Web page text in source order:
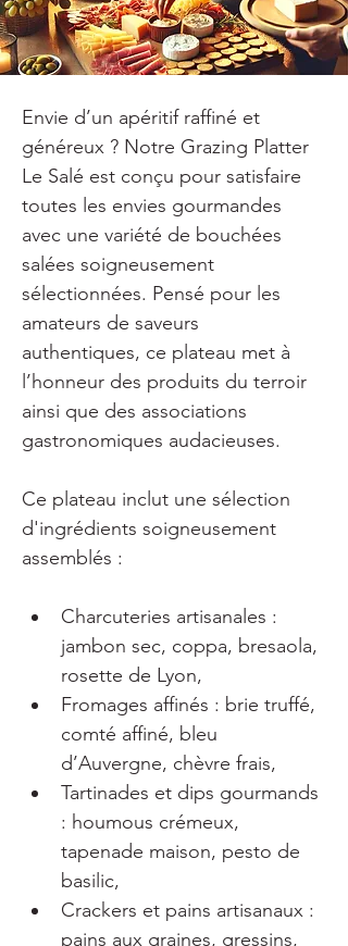
Envie d’un apéritif raffiné et
généreux ? Notre Grazing Platter
Le Salé est conçu pour satisfaire
toutes les envies gourmandes
avec une variété de bouchées
salées soigneusement
sélectionnées. Pensé pour les
amateurs de saveurs
authentiques, ce plateau met à
l’honneur des produits du terroir
ainsi que des associations
gastronomiques audacieuses.
Ce plateau inclut une sélection
d'ingrédients soigneusement
assemblés :
Charcuteries artisanales :
jambon sec, coppa, bresaola,
rosette de Lyon,
Fromages affinés : brie truffé,
comté affiné, bleu
d’Auvergne, chèvre frais,
Tartinades et dips gourmands
: houmous crémeux,
tapenade maison, pesto de
basilic,
Crackers et pains artisanaux :
pains aux graines, gressins,